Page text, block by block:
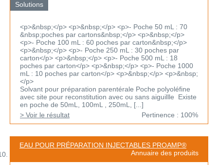
Solutions
<p>&nbsp;</p> <p>&nbsp;</p> <p>- Poche 50 mL : 70
&nbsp;poches par cartons&nbsp;</p> <p>&nbsp;</p>
<p>- Poche 100 mL : 60 poches par carton&nbsp;</p>
<p>&nbsp;</p> <p>- Poche 250 mL : 30 poches par
carton</p> <p>&nbsp;</p> <p>- Poche 500 mL : 18
poches par carton</p> <p>&nbsp;</p> <p>- Poche 1000
mL : 10 poches par carton</p> <p>&nbsp;</p> <p>&nbsp;
</p>
Solvant pour préparation parentérale Poche polyoléfine
avec site pour reconstitution avec ou sans aiguillle Existe
en poche de 50mL, 100mL , 250mL, [...]
> Voir le résultat
Pertinence : 100%
EAU POUR PRÉPARATION INJECTABLES PROAMP®
Annuaire des produits